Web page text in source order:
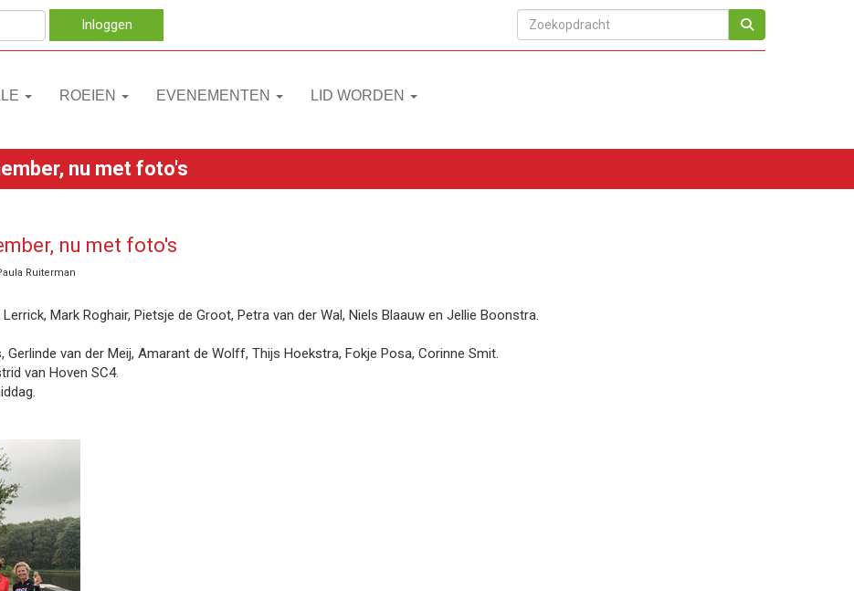
Inloggen
ROEIEN EVENEMENTEN LID WORDEN
nu met foto's
nu met foto's
Ruiterman
Mark Roghair, Pietsje de Groot, Petra van der Wal, Niels Blaauw en Jellie Boonstra.
Gerlinde van der Meij, Amarant de Wolff, Thijs Hoekstra, Fokje Posa, Corinne Smit.
van Hoven SC4.